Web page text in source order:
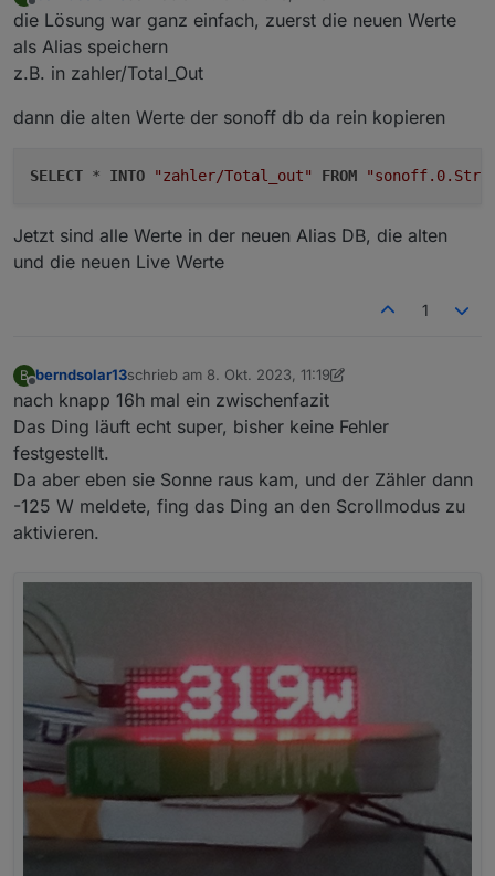
Offline
die Lösung war ganz einfach, zuerst die neuen Werte
als Alias speichern
z.B. in zahler/Total_Out
dann die alten Werte der sonoff db da rein kopieren
SELECT * INTO "zahler/Total_out" FROM
Jetzt sind alle Werte in der neuen Alias DB, die alten
und die neuen Live Werte
1
B
Offline
berndsolar13schrieb am 8. Okt. 2023, 11:19
zuletzt editiert von berndsolar13
nach knapp 16h mal ein zwischenfazit
Das Ding läuft echt super, bisher keine Fehler
festgestellt.
Da aber eben sie Sonne raus kam, und der Zähler dann
-125 W meldete, fing das Ding an den Scrollmodus zu
aktivieren.